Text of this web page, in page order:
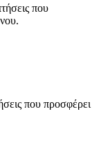
που
που προσφέρει